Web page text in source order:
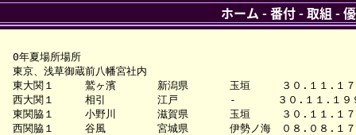
0年夏場所場所
東京、浅草御蔵前八幡宮社内
東大関１　　　鷲ヶ濱　　　　新潟県　　　　玉垣　　　３０.１１.１
西大関１　　　相引　　　　　江戸　　　　　-　　　　３０.１１.１９
東関脇１　　　小野川　　　　滋賀県　　　　玉垣　　　３０.１１.１
西関脇１　　　谷風　　　　　宮城県　　　　伊勢ノ海　０８.０８.１
ホーム -番付-取組 -